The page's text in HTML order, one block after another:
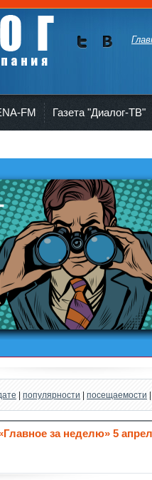
FM Газета "Диалог-ТВ"
| популярности | посещаемости
за неделю» 5